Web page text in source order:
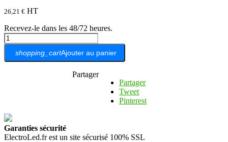
26,21 € HT
Recevez-le dans les 48/72 heures.
shopping_cartAjouter au panier
Partager
Partager
Tweet
Pinterest
Garanties sécurité
ElectroLed.fr est un site sécurisé 100% SSL